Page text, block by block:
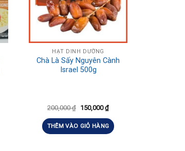
HẠT DINH DƯỠNG
Chà Là Sấy Nguyên Cành
Israel 500g
200,000₫ 150,000₫
THÊM VÀO GIỎ HÀNG